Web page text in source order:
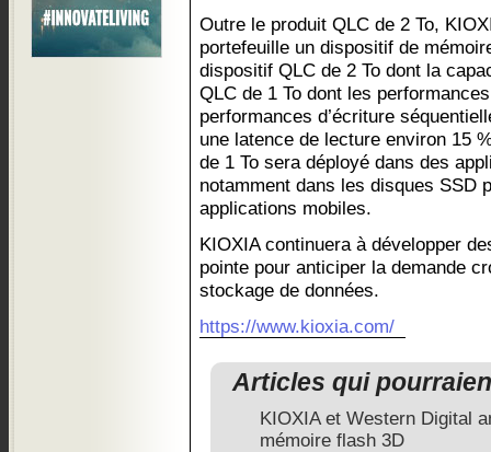
Outre le produit QLC de 2 To,
portefeuille un dispositif de
dispositif QLC de 2 To dont la
QLC de 1 To dont les
performances d’écriture
une latence de lecture environ 15
de 1 To sera déployé dans des
notamment dans les disques SSD
applications mobiles.
KIOXIA continuera à développer
pointe pour anticiper la demande
stockage de données.
https://www.kioxia.com/
Articles qui
KIOXIA et Western Digital
mémoire flash 3D